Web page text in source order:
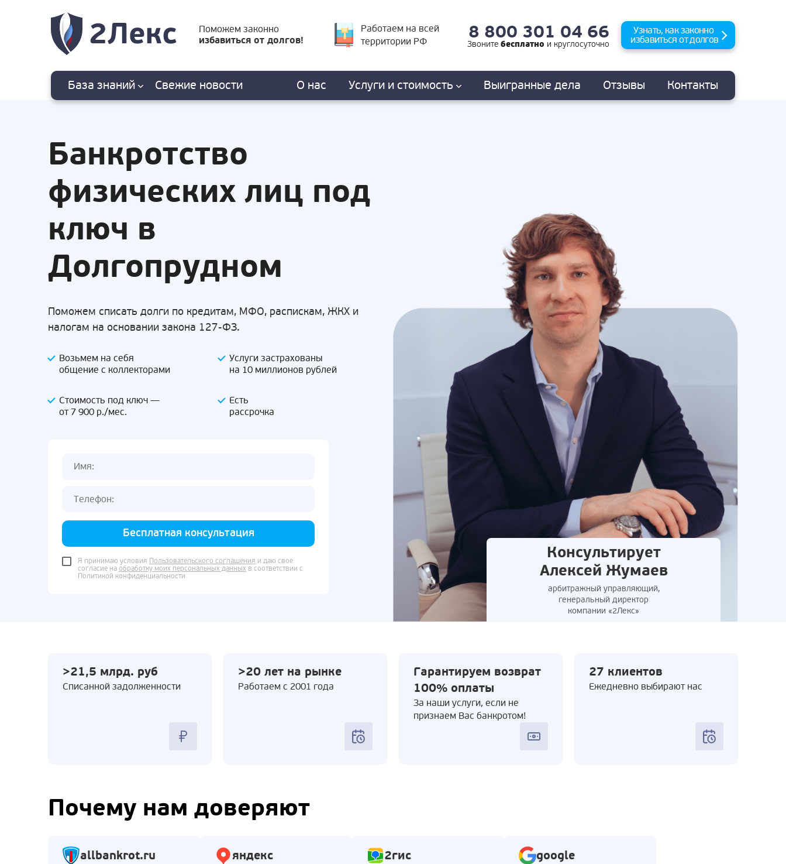
Поможем законно
избавиться от долгов!
Работаем на всей
территории РФ
8 800 301 04 66
Звонитебесплатно икруглосуточно
Узнать, как законно
избавиться от долгов
База знаний Свежие новости О нас Услуги и стоимость Выигранные дела Отзывы Контакты
Банкротство
физических лиц под
ключ в
Долгопрудном
Поможем списать долги по кредитам, МФО, распискам, ЖКХ и
налогам на основании закона 127-ФЗ.
Возьмем на себя
общение с коллекторами
Услуги застрахованы
на 10 миллионов рублей
Стоимость под ключ —
от 7 900 р./мес.
Есть
рассрочка
Бесплатная консультация
Я принимаю условия Пользовательского соглашения и даю свое
согласие на обработку моих персональных данных в соответствии с
Политикой конфиденциальности
Консультирует
Алексей Жумаев
арбитражный управляющий,
генеральный директор
компании «2Лекс»
>21,5 млрд. руб
Cписанной задолженности
>20 лет на рынке
Работаем с 2001 года
Гарантируем возврат
100% оплаты
За наши услуги, если не
признаем Вас банкротом!
27 клиентов
Ежедневно выбирают нас
Почему нам доверяют
allbankrot.ru
яндекс
2гис
google